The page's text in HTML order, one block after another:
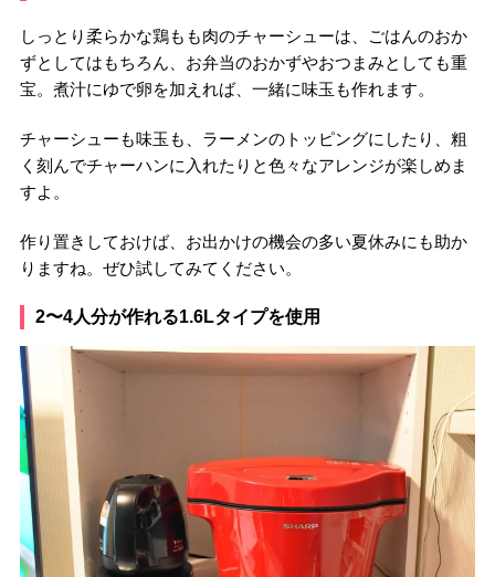
しっとり柔らかな鶏もも肉のチャーシューは、ごはんのおか
ずとしてはもちろん、お弁当のおかずやおつまみとしても重
宝。煮汁にゆで卵を加えれば、一緒に味玉も作れます。
チャーシューも味玉も、ラーメンのトッピングにしたり、粗
く刻んでチャーハンに入れたりと色々なアレンジが楽しめま
すよ。
作り置きしておけば、お出かけの機会の多い夏休みにも助か
りますね。ぜひ試してみてください。
2〜4人分が作れる1.6Lタイプを使用